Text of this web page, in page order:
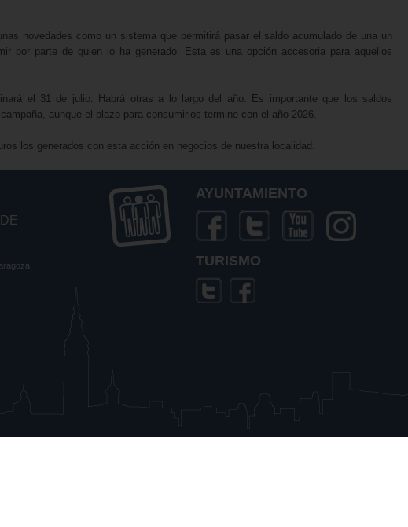
novedades como un sistema que permitirá pasar el saldo acumulado de una un
por parte de quien lo ha generado. Esta es una opción accesoria para aquellos
el 31 de julio. Habrá otras a lo largo del año. Es importante que los saldos
aunque el plazo para consumirlos termine con el año 2026.
los generados con esta acción en negocios de nuestra localidad.
AYUNTAMIENTO
TURISMO